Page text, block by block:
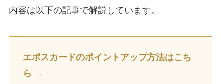
内容は以下の記事で解説しています。
エポスカードのポイントアップ方法はこち
ら →